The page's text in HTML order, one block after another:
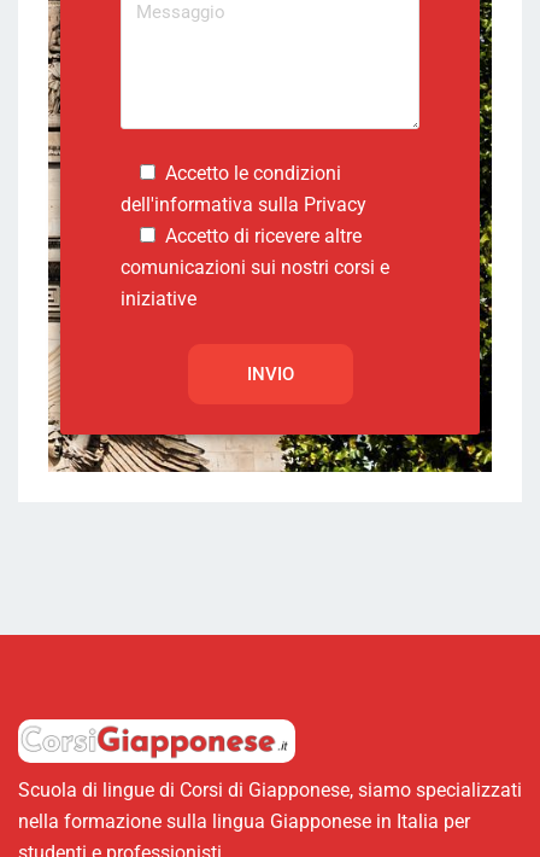
Accetto le condizioni
dell'informativa sulla Privacy
Accetto di ricevere altre
comunicazioni sui nostri corsi e
iniziative
Scuola di lingue di Corsi di Giapponese, siamo specializzati
nella formazione sulla lingua Giapponese in Italia per